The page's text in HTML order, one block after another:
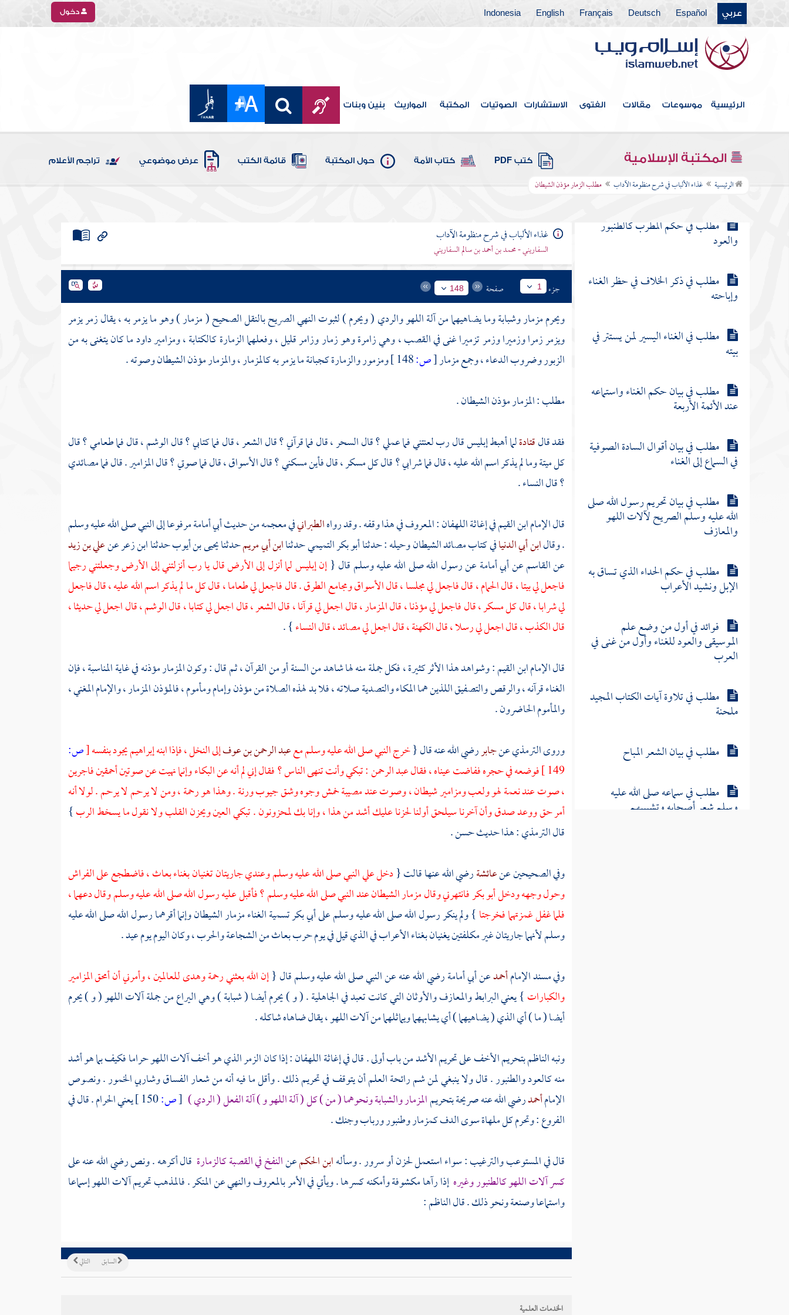
عربي Español
Deutsch
Français
English
Indonesia دخول
الرئيسية موسوعات مقالات الفتوى الاستشارات الصوتيات المكتبة المواريث بنين وبنات
المكتبة الإسلامية كتب PDF كتاب الأمة حول المكتبة قائمة الكتب عرض موضوعي تراجم الأعلام
الرئيسية غذاء الألباب في شرح منظومة الآداب مطلب الزمار مؤذن الشيطان
مطلب في النهي عن الفحش
مطلب فيما ورد في ذم الخدعة
فيهما
مطلب في قوله صلى الله عليه وسلم لا يصلح
الكذب إلا في ثلاث
مطلب الزمار مؤذن الشيطان
مطلب في حكم المطرب كالطنبور
والعود
مطلب في ذكر الخلاف في حظر الغناء
وإباحته
مطلب في الغناء اليسير لمن يستتر في
بيته
مطلب في بيان حكم الغناء واستماعه
عند الأئمة الأربعة
مطلب في بيان أقوال السادة الصوفية
في السماع إلى الغناء
مطلب في بيان تحريم رسول الله صلى
الله عليه وسلم الصريح لآلات اللهو
والمعازف
مطلب في حكم الحداء الذي تساق به
الإبل ونشيد الأعراب
فوائد في أول من وضع علم
الموسيقى والعود للغناء وأول من غنى في
العرب
مطلب في تلاوة آيات الكتاب المجيد
ملحنة
مطلب في بيان الشعر المباح
مطلب في سماعه صلى الله عليه
وسلم شعر أصحابه وتشبيبهم
غذاء الألباب في شرح منظومة الآداب
السفاريني - محمد بن أحمد بن سالم السفاريني
جزء 1 صفحة 148
ويحرم مزمار وشبابة وما يضاهيهما من آلة اللهو والردي ( ويحرم ) لثبوت النهي الصريح بالنقل الصحيح ( مزمار ) وهو ما يزمر به ، يقال زمر يزمر
ويزمر زمرا وزميرا وزمر تزميرا غنى في القصب ، وهي زامرة وهو زمار وزامر قليل ، وفعلهما الزمارة كالكتابة ، ومزامير داود ما كان يتغنى به من
الزبور وضروب الدعاء ، وجمع مزمار[ص:
ومزمور والزمارة كجبانة ما يزمر به كالمزمار ، والمزمار مؤذن الشيطان وصوته .
مطلب : المزمار مؤذن الشيطان .
فقد قالقتادةلما أهبط إبليس قال رب لعنتني فما عملي ؟ قال السحر ، قال فما قرآني ؟ قال الشعر ، قال فما كتابي ؟ قال الوشم ، قال فما طعامي ؟ قال
كل ميتة وما لم يذكر اسم الله عليه ، قال فما شرابي ؟ قال كل مسكر ، قال فأين مسكني ؟ قال الأسواق ، قال فما صوتي ؟ قال المزامير . قال فما مصائدي
؟ قال النساء .
قال الإمامابن القيمفي إغاثة اللهفان : المعروف في هذا وقفه . وقد رواهالطبرانيفي معجمه من حديثأبي أمامةمرفوعا إلى النبي صلى الله عليه وسلم
. وقالابن أبي الدنيافي كتاب مصائد الشيطان وحيله : حدثناأبو بكر التميميحدثناابن أبي مريمحدثنايحيى بن أيوبحدثناابن زعرعنعلي بن زيد
عنالقاسمعنأبي أمامةعن رسول الله صلى الله عليه وسلم قال {إن إبليس لما أنزل إلى الأرض قال يا رب أنزلتني إلى الأرض وجعلتني رجيما
فاجعل لي بيتا ، قال الحمام ، قال فاجعل لي مجلسا ، قال الأسواق ومجامع الطرق . قال فاجعل لي طعاما ، قال كل ما لم يذكر اسم الله عليه ، قال فاجعل
لي شرابا ، قال كل مسكر ، قال فاجعل لي مؤذنا ، قال المزمار ، قال اجعل لي قرآنا ، قال الشعر ، قال اجعل لي كتابا ، قال الوشم ، قال اجعل لي حديثا ،
قال الكذب ، قال اجعل لي رسلا ، قال الكهنة ، قال اجعل لي مصائد ، قال النساء} .
قال الإمامابن القيم: وشواهد هذا الأثر كثيرة ، فكل جملة منه لها شاهد من السنة أو من القرآن ، ثم قال : وكون المزمار مؤذنه في غاية المناسبة ، فإن
الغناء قرآنه ، والرقص والتصفيق اللذين هما المكاء والتصدية صلاته ، فلا بد لهذه الصلاة من مؤذن وإمام ومأموم ، فالمؤذن المزمار ، والإمام المغني ،
والمأموم الحاضرون .
وروىالترمذيعنجابررضي الله عنه قال {خرج النبي صلى الله عليه وسلم مععبد الرحمن بن عوفإلى النخل ، فإذا ابنهإبراهيميجود بنفسه[ص:
149 ] فوضعه في حجره ففاضت عيناه ، فقالعبد الرحمن: تبكي وأنت تنهى الناس ؟ فقال إني لم أنه عن البكاء وإنما نهيت عن صوتين أحمقين فاجرين
، صوت عند نعمة لهو ولعب ومزامير شيطان ، وصوت عند مصيبة خمش وجوه وشق جيوب ورنة . وهذا هو رحمة ، ومن لا يرحم لا يرحم . لولا أنه
أمر حق ووعد صدق وأن آخرنا سيلحق أولنا لحزنا عليك أشد من هذا ، وإنا بك لمحزونون . تبكي العين ويحزن القلب ولا نقول ما يسخط الرب}
قالالترمذي: هذا حديث حسن .
وفي الصحيحين عنعائشةرضي الله عنها قالت {دخل علي النبي صلى الله عليه وسلم وعندي جاريتان تغنيان بغناء بعاث ، فاضطجع على الفراش
وحول وجهه ودخلأبو بكرفانتهرني وقال مزمار الشيطان عند النبي صلى الله عليه وسلم ؟ فأقبل عليه رسول الله صلى الله عليه وسلم وقال دعهما ،
فلما غفل غمزتهما فخرجتا} ولم ينكر رسول الله صلى الله عليه وسلم علىأبي بكرتسمية الغناء مزمار الشيطان وإنما أقرهما رسول الله صلى الله عليه
وسلم لأنهما جاريتان غير مكلفتين يغنيان بغناءالأعرابفي الذي قيل في يوم حرب بعاث من الشجاعة والحرب ، وكان اليوم يوم عيد .
وفي مسند الإمامأحمدعنأبي أمامةرضي الله عنه عن النبي صلى الله عليه وسلم قال {إن الله بعثني رحمة وهدى للعالمين ، وأمرني أن أمحق المزامير
والكبارات} يعني البرابط والمعازف والأوثان التي كانت تعبد في الجاهلية . ( و ) يحرم أيضا ( شبابة ) وهي اليراع من جملة آلات اللهو ( و ) يحرم
أيضا ( ما ) أي الذي ( يضاهيهما ) أي يشابههما ويماثلهما من آلات اللهو ، يقال ضاهاه شاكله .
ونبهالناظمبتحريم الأخف على تحريم الأشد من باب أولى . قال في إغاثة اللهفان : إذا كان الزمر الذي هو أخف آلات اللهو حراما فكيف بما هو أشد
منه كالعود والطنبور . قال ولا ينبغي لمن شم رائحة العلم أن يتوقف في تحريم ذلك . وأقل ما فيه أنه من شعار الفساق وشاربي الخمور . ونصوص
الإمامأحمدرضي الله عنه صريحة بتحريمالمزمار والشبابة ونحوهما ( من ) كل ( آلة اللهو و ) آلة الفعل ( الردي ) [ص:
يعني الحرام . قال في
الفروع : وتحرم كل ملهاة سوى الدف كمزمار وطنبور ورباب وجنك .
قال في المستوعب والترغيب : سواء استعمل لحزن أو سرور . وسألهابن الحكمعنالنفخ في القصبة كالزمارة قال أكرهه . ونص رضي الله عنه على
كسر آلات اللهو كالطنبور وغيره إذا رآها مكشوفة وأمكنه كسرها . ويأتي في الأمر بالمعروف والنهي عن المنكر . فالمذهب تحريم آلات اللهو إسماعا
واستماعا وصنعة ونحو ذلك . قالالناظم:
التالي السابق
الخدمات العلمية